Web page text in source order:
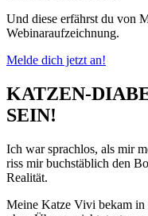
Und diese erfährst du von
Webinaraufzeichnung.
Melde dich jetzt an!
KATZEN-
SEIN!
Ich war sprachlos, als mir
riss mir buchstäblich den
Realität.
Meine Katze Vivi bekam in